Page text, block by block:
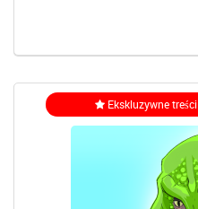
Ekskluzywne treści